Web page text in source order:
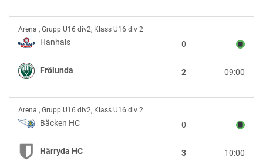
Hanhals
vs
Arena , Grupp U16 div2, Klass U16 div 2
Hanhals 0
Frölunda 09:00
2
Bäcken
HC
Härryda
HC
Arena , Grupp U16 div2, Klass U16 div 2
Bäcken HC 0
Härryda HC 10:00
3